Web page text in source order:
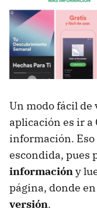
Un modo fácil
aplicación es ir a
información. Eso
escondida, pues
informacióny
página, donde
versión.